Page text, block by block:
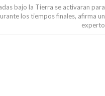
bajo la Tierra se activaran para
los tiempos finales, afirma un
experto